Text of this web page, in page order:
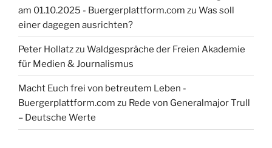
am 01.10.2025 - Buergerplattform.com zu Was soll
einer dagegen ausrichten?
Peter Hollatzzu Waldgespräche der Freien Akademie
für Medien & Journalismus
Macht Euch frei von betreutem Leben -
Buergerplattform.com zu Rede von Generalmajor Trull
– Deutsche Werte